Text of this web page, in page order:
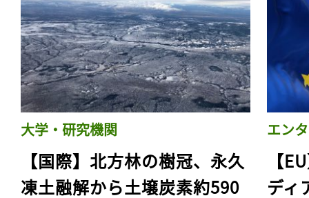
大学・研究機関
【国際】北方林の樹冠、永久
凍土融解から土壌炭素約590
エン
【
ディ